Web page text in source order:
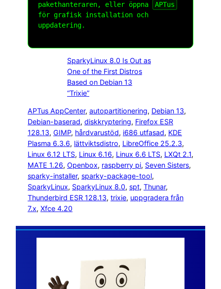
pakethanteraren, eller öppna
APTus
för grafisk installation och
uppdatering.
SparkyLinux 8.0 Is Out as
One of the First Distros
Based on Debian 13
“Trixie”
APTus AppCenter, autopartitionering, Debian 13
Debian-baserad, diskkryptering, Firefox ESR
128.13, GIMP, hårdvarustöd, i686 utfasad, KDE
Plasma 6.3.6, lättviktsdistro, LibreOffice 25.2.3
Linux 6.12 LTS, Linux 6.16, Linux 6.6 LTS, LXQt 2.1
MATE 1.26, Openbox, raspberry pi, Seven Sisters
sparky-installer, sparky-package-tool
SparkyLinux, SparkyLinux 8.0, spt, Thunar
Thunderbird ESR 128.13, trixie, uppgradera från
7.x, Xfce 4.20